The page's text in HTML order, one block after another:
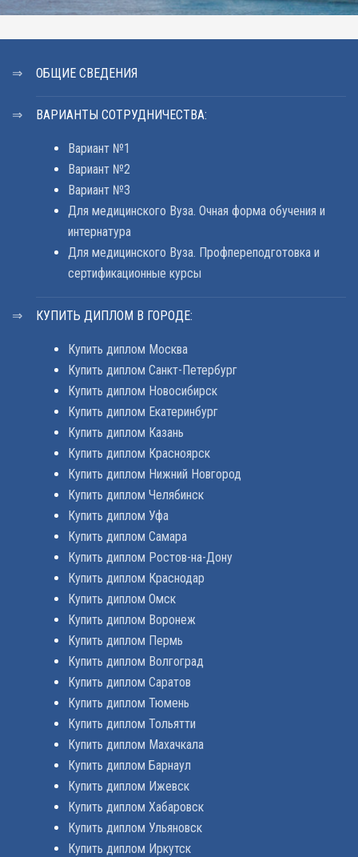
ОБЩИЕ СВЕДЕНИЯ
ВАРИАНТЫ СОТРУДНИЧЕСТВА:
Вариант №1
Вариант №2
Вариант №3
Для медицинского Вуза. Очная форма обучения и
интернатура
Для медицинского Вуза. Профпереподготовка и
сертификационные курсы
КУПИТЬ ДИПЛОМ В ГОРОДЕ:
Купить диплом Москва
Купить диплом Санкт-Петербург
Купить диплом Новосибирск
Купить диплом Екатеринбург
Купить диплом Казань
Купить диплом Красноярск
Купить диплом Нижний Новгород
Купить диплом Челябинск
Купить диплом Уфа
Купить диплом Самара
Купить диплом Ростов-на-Дону
Купить диплом Краснодар
Купить диплом Омск
Купить диплом Воронеж
Купить диплом Пермь
Купить диплом Волгоград
Купить диплом Саратов
Купить диплом Тюмень
Купить диплом Тольятти
Купить диплом Махачкала
Купить диплом Барнаул
Купить диплом Ижевск
Купить диплом Хабаровск
Купить диплом Ульяновск
Купить диплом Иркутск